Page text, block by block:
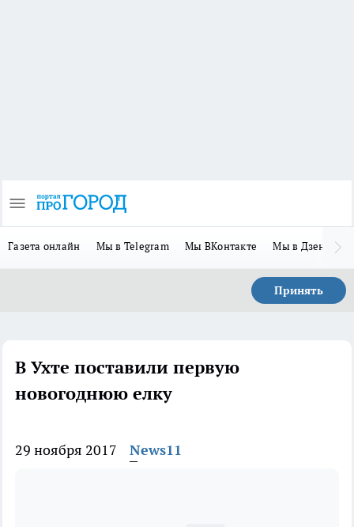
Газета онлайн Мы в Telegram Мы ВКонтакте Мы в Дзене
Принять
В Ухте поставили первую
новогоднюю елку
29 ноября 2017 News11